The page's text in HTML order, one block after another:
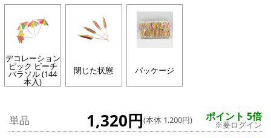
デコレーション
ピック ビーチ
パラソル (144
本入)
閉じた状態 パッケージ
単品 1,320円(本体 1,200円) ポイント 5倍
※要ログイン